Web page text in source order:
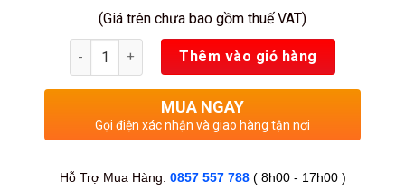
(Giá trên chưa bao gồm thuế VAT)
Số lượng Thêm vào giỏ hàng
MUA NGAY
Gọi điện xác nhận và giao hàng tận nơi
Hỗ Trợ Mua Hàng: 0857 557 788 ( 8h00 - 17h00 )